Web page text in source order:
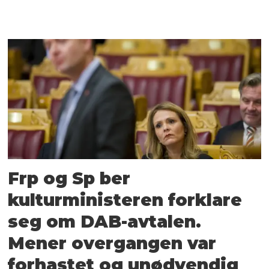
Frp og Sp ber
kulturministeren forklare
seg om DAB-avtalen.
Mener overgangen var
forhastet og unødvendig